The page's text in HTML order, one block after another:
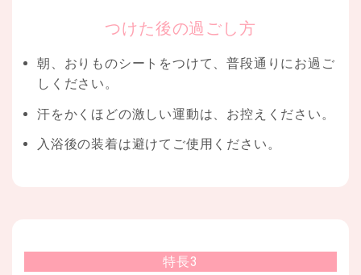
つけた後の過ごし方
朝、おりものシートをつけて、普段通りにお過ご
しください。
汗をかくほどの激しい運動は、お控えください。
入浴後の装着は避けてご使用ください。
特長3